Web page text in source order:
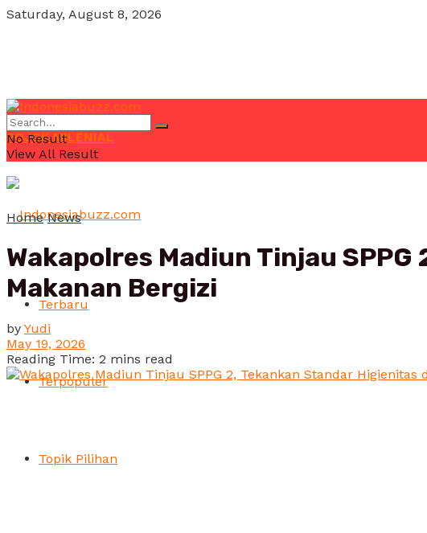
Saturday, August 8, 2026
POJOK MILENIAL
Terbaru
Terpopuler
Topik Pilihan
No Result
View All Result
Home News
Wakapolres Madiun Tinjau
Makanan Bergizi
by Yudi
May 19, 2026
Reading Time: 2 mins read